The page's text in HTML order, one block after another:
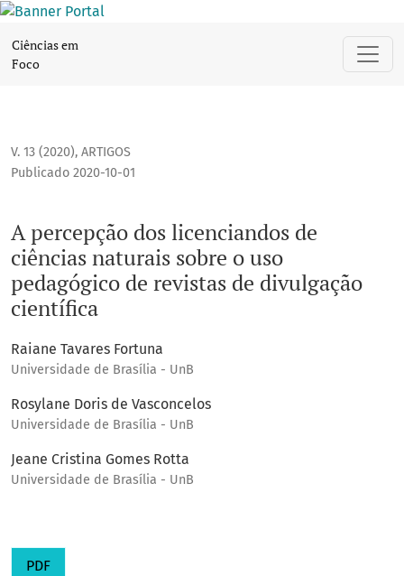
Ciências em
Foco
V. 13 (2020), ARTIGOS
A percepção dos licenciandos de
ciências naturais sobre o uso
pedagógico de revistas de divulgação
científica
Publicado 2020-10-01
Raiane Tavares Fortuna
Universidade de Brasília - UnB
Rosylane Doris de Vasconcelos
Universidade de Brasília - UnB
Jeane Cristina Gomes Rotta
Universidade de Brasília - UnB
PDF